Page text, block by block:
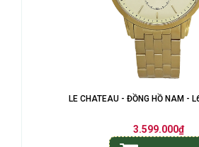
LE CHATEAU - ĐỒNG HỒ NAM -
3.599.000₫